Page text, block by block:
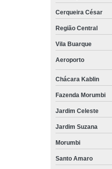
Cerqueira César
Região Central
Vila Buarque
Aeroporto
Chácara Kablin
Fazenda Morumbi
Jardim Celeste
Jardim Suzana
Morumbi
Santo Amaro